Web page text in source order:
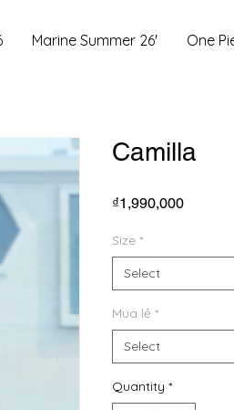
Marine Summer 26' One
Camilla
₫1,990,000Price
Size *
Select
Mua lẻ *
Select
Quantity *